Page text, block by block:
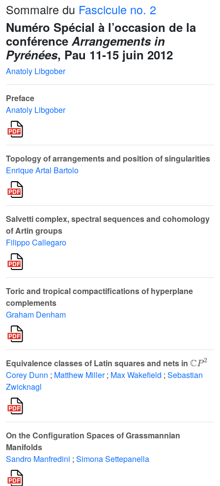
Sommaire du Fascicule no. 2
Numéro Spécial à l’occasion de la
conférence Arrangements in
Pyrénées, Pau 11-15 juin 2012
Anatoly Libgober
Preface
Anatoly Libgober
Topology of arrangements and position of singularities
Enrique Artal Bartolo
Salvetti complex, spectral sequences and cohomology
of Artin groups
Filippo Callegaro
Toric and tropical compactifications of hyperplane
complements
Graham Denham
Equivalence classes of Latin squares and nets in
2
Corey Dunn ; Matthew Miller ; Max Wakefield ; Sebastian
Zwicknagl
On the Configuration Spaces of Grassmannian
Manifolds
Sandro Manfredini ; Simona Settepanella